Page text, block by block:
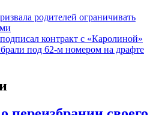
родителей ограничивать
контракт с «Каролиной»
под 62-м номером на драфте